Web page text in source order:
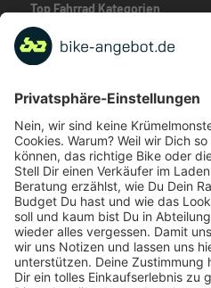
Top Fahrrad Kategorien
Beliebte Fahrrad-Kategorien
Marken-Highlights
TOP-Marken
ZAHLUNGSARTEN / RATENKAUF